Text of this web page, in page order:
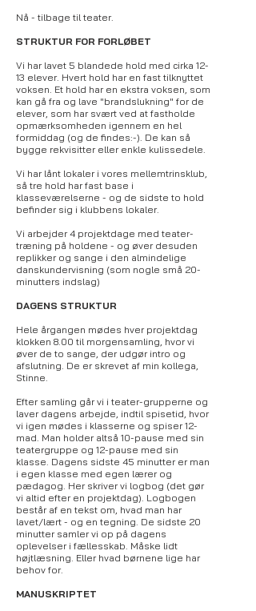
Nå - tilbage til teater.
STRUKTUR FOR FORLØBET
Vi har lavet 5 blandede hold med cirka 12-
13 elever. Hvert hold har en fast tilknyttet
voksen. Et hold har en ekstra voksen, som
kan gå fra og lave "brandslukning" for de
elever, som har svært ved at fastholde
opmærksomheden igennem en hel
formiddag (og de findes:-). De kan så
bygge rekvisitter eller enkle kulissedele.
Vi har lånt lokaler i vores mellemtrinsklub,
så tre hold har fast base i
klasseværelserne - og de sidste to hold
befinder sig i klubbens lokaler.
Vi arbejder 4 projektdage med teater-
træning på holdene - og øver desuden
replikker og sange i den almindelige
danskundervisning (som nogle små 20-
minutters indslag)
DAGENS STRUKTUR
Hele årgangen mødes hver projektdag
klokken 8.00 til morgensamling, hvor vi
øver de to sange, der udgør intro og
afslutning. De er skrevet af min kollega,
Stinne.
Efter samling går vi i teater-grupperne og
laver dagens arbejde, indtil spisetid, hvor
vi igen mødes i klasserne og spiser 12-
mad. Man holder altså 10-pause med sin
teatergruppe og 12-pause med sin
klasse. Dagens sidste 45 minutter er man
i egen klasse med egen lærer og
pædagog. Her skriver vi logbog (det gør
vi altid efter en projektdag). Logbogen
består af en tekst om, hvad man har
lavet/lært - og en tegning. De sidste 20
minutter samler vi op på dagens
oplevelser i fællesskab. Måske lidt
højtlæsning. Eller hvad børnene lige har
behov for.
MANUSKRIPTET